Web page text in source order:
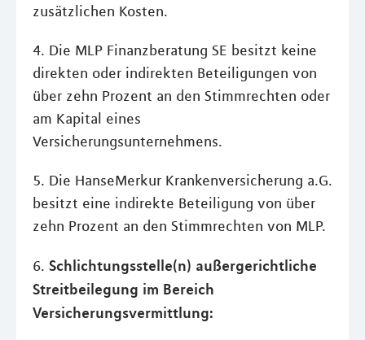
zusätzlichen Kosten.
4. Die MLP Finanzberatung SE besitzt keine
direkten oder indirekten Beteiligungen von
über zehn Prozent an den Stimmrechten oder
am Kapital eines
Versicherungsunternehmens.
5. Die HanseMerkur Krankenversicherung a.G.
besitzt eine indirekte Beteiligung von über
zehn Prozent an den Stimmrechten von MLP.
6. Schlichtungsstelle(n) außergerichtliche
Streitbeilegung im Bereich
Versicherungsvermittlung: